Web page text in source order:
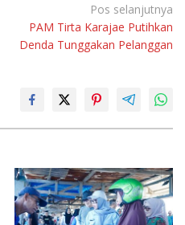
Pos selanjutnya
PAM Tirta Karajae Putihkan
Denda Tunggakan Pelanggan